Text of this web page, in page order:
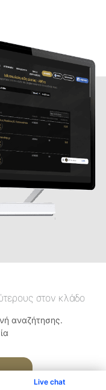
Live chat
στον κλάδο
αναζήτησης.